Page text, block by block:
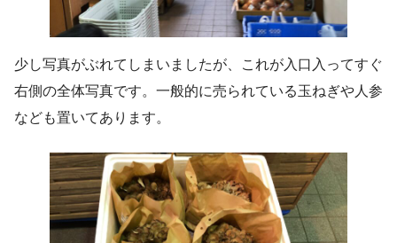
少し写真がぶれてしまいましたが、これが入口入ってすぐ
右側の全体写真です。一般的に売られている玉ねぎや人参
なども置いてあります。